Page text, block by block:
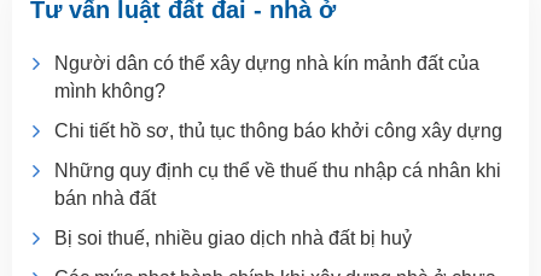
Tư vấn luật đất đai - nhà ở
Người dân có thể xây dựng nhà kín mảnh đất của
mình không?
Chi tiết hồ sơ, thủ tục thông báo khởi công xây dựng
Những quy định cụ thể về thuế thu nhập cá nhân khi
bán nhà đất
Bị soi thuế, nhiều giao dịch nhà đất bị huỷ